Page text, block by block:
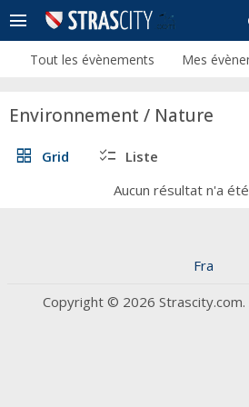
menu
Tout les évènements Mes
Environnement / Nature
grid_view Grid checklist Liste
Aucun résultat n'a
Fra
Copyright © 2026